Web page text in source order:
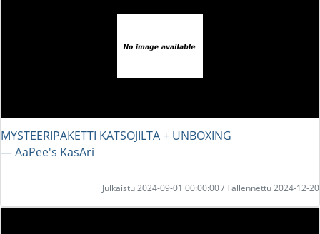
MYSTEERIPAKETTI KATSOJILTA + UNBOXING
― AaPee's KasAri
Julkaistu 2024-09-01 00:00:00 / Tallennettu 2024-12-20